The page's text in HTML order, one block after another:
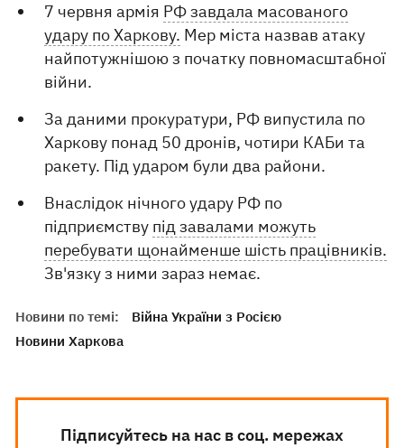
7 червня армія РФ завдала масованого
удару по Харкову. Мер міста назвав атаку
найпотужнішою з початку повномасштабної
війни.
За даними прокуратури, РФ випустила по
Харкову понад 50 дронів, чотири КАБи та
ракету. Під ударом були два райони.
Внаслідок нічного удару РФ по
підприємству під завалами можуть
перебувати щонайменше шість працівників.
Зв'язку з ними зараз немає.
Новини по темі:
Війна України з Росією
Новини Харкова
Підписуйтесь на нас в соц. мережах